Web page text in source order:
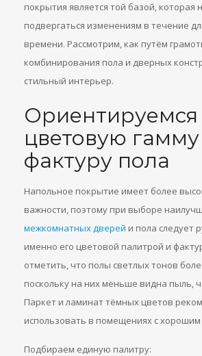
покрытия является той базой, которая
подвергаться изменениям в течение
времени. Рассмотрим, как путём
комбинирования пола и дверных
стильный интерьер.
Ориентируемся
цветовую
фактуру пола
Напольное покрытие имеет более
важности, поэтому при выборе
межкомнатных дверей и пола следует
именно его цветовой палитрой и
отметить, что полы светлых тонов
поскольку на них меньше видна пыль,
Паркет и ламинат тёмных цветов
использовать в помещениях с
Подбираем единую палитру: